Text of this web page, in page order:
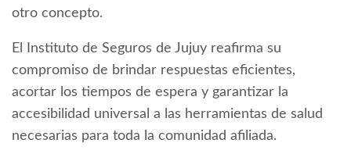
otro concepto.
El Instituto de Seguros de Jujuy reafirma su
compromiso de brindar respuestas eficientes,
acortar los tiempos de espera y garantizar la
accesibilidad universal a las herramientas de salud
necesarias para toda la comunidad afiliada.